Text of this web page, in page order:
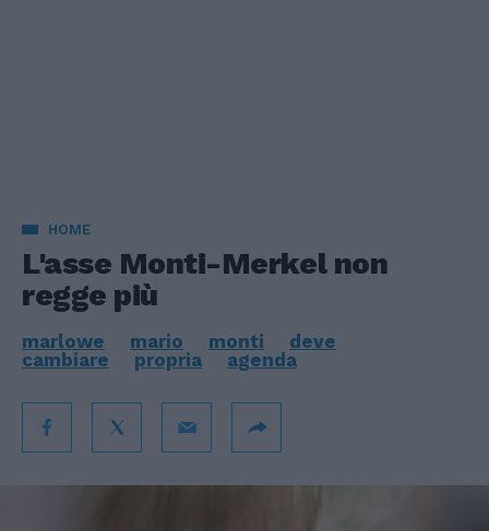
HOME
L'asse Monti-Merkel non
regge più
marlowe mario monti
deve
cambiare
propria agenda